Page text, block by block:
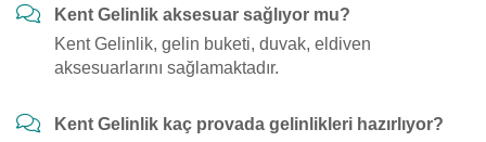
Kent Gelinlik aksesuar sağlıyor mu?
Kent Gelinlik, gelin buketi, duvak, eldiven
aksesuarlarını sağlamaktadır.
Kent Gelinlik kaç provada gelinlikleri hazırlıyor?